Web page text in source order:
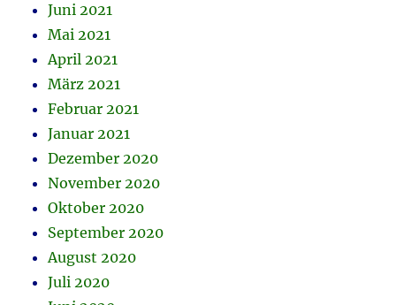
Juni 2021
Mai 2021
April 2021
März 2021
Februar 2021
Januar 2021
Dezember 2020
November 2020
Oktober 2020
September 2020
August 2020
Juli 2020